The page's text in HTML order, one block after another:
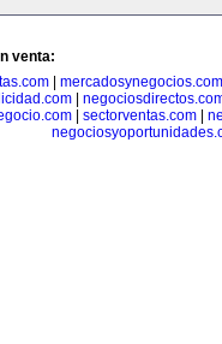
venta:
mercadosynegocios.com
| sectorventas.com|